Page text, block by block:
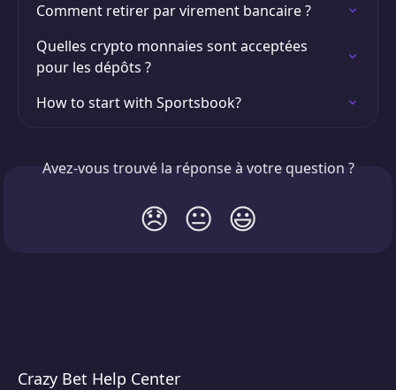
Comment retirer par virement bancaire ?
Quelles crypto monnaies sont acceptées
pour les dépôts ?
How to start with Sportsbook?
Avez-vous trouvé la réponse à votre question ?
😞 😐 😃
Crazy Bet Help Center